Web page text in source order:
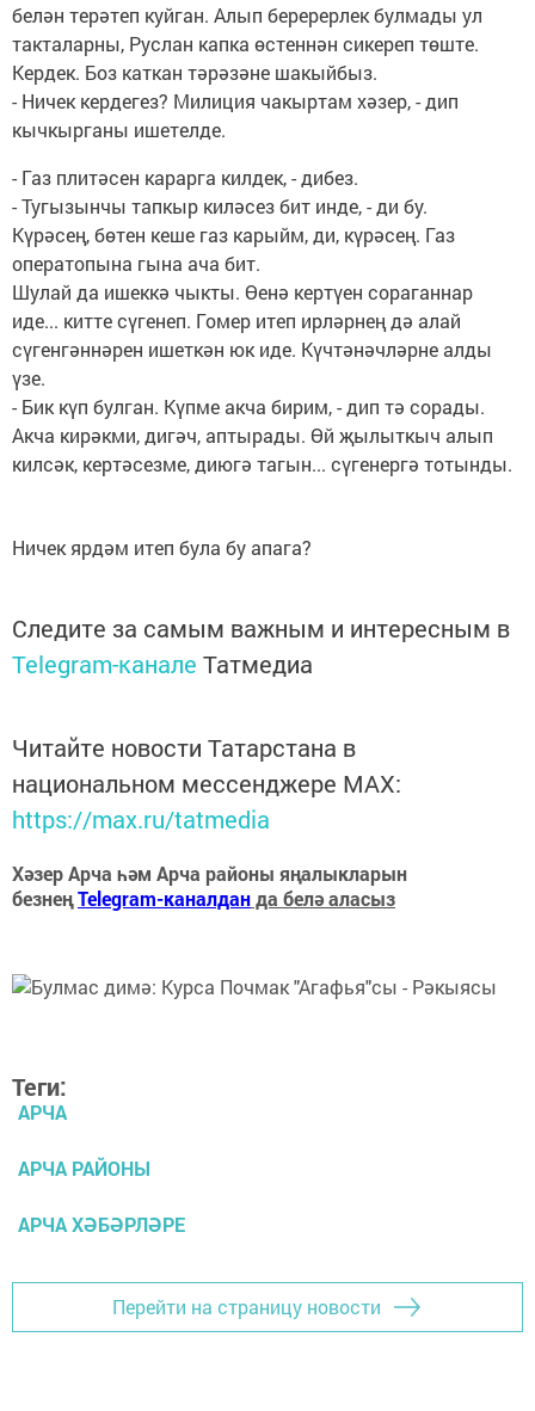
белән терәтеп куйган. Алып беререрлек булмады ул
такталарны, Руслан капка өстеннән сикереп төште.
Кердек. Боз каткан тәрәзәне шакыйбыз.
- Ничек кердегез? Милиция чакыртам хәзер, - дип
кычкырганы ишетелде.
- Газ плитәсен карарга килдек, - дибез.
- Тугызынчы тапкыр киләсез бит инде, - ди бу.
Күрәсең, бөтен кеше газ карыйм, ди, күрәсең. Газ
оператопына гына ача бит.
Шулай да ишеккә чыкты. Өенә кертүен сораганнар
иде... китте сүгенеп. Гомер итеп ирләрнең дә алай
сүгенгәннәрен ишеткән юк иде. Күчтәнәчләрне алды
үзе.
- Бик күп булган. Күпме акча бирим, - дип тә сорады.
Акча кирәкми, дигәч, аптырады. Өй җылыткыч алып
килсәк, кертәсезме, диюгә тагын... сүгенергә тотынды.
Ничек ярдәм итеп була бу апага?
Следите за самым важным и интересным в
Telegram-канале Татмедиа
Читайте новости Татарстана в
национальном мессенджере MАХ:
https://max.ru/tatmedia
Хәзер Арча һәм Арча районы яңалыкларын
безнеңTelegram-каналданда белә аласыз
Теги:
АРЧА
АРЧА РАЙОНЫ
АРЧА ХӘБӘРЛӘРЕ
Перейти на страницу новости